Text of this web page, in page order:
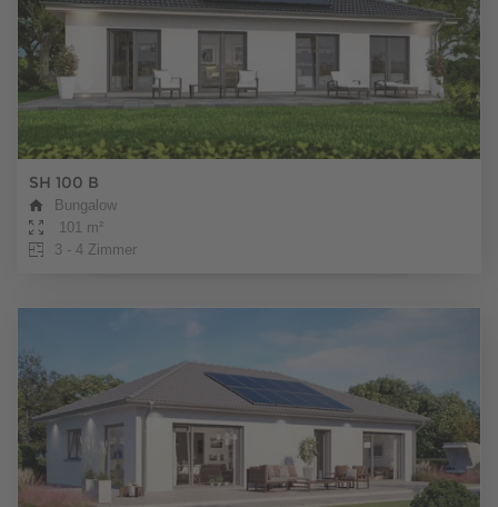
SH 100 B
Bungalow
101 m²
3 - 4 Zimmer